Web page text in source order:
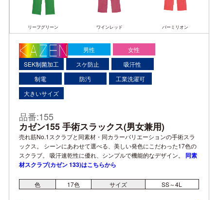
リーフグリーン ワインレッド バーミリオン
男性
女性
SEK制菌加工
スケ防止
吸汗性
制電
防汚
工業洗濯可
大きいサイズ
品番:155
カゼン155 手術スラックス(男女兼用)
売れ筋No.1スクラブと同素材・同カラーバリエーションの手術スラ
ックス。 シーンにあわせて選べる、美しい発色にこだわった17色の
スクラブ。 吸汗速乾性に優れ、シンプルで機能的なデザイン。 同素
材スクラブ(カゼン 133)はこちらから
色 17色 サイズ SS～4L